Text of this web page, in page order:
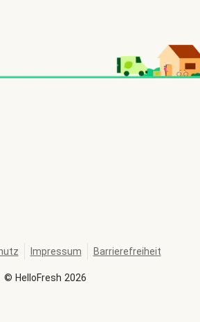
© HelloFresh 2026
Impressum Barrierefreiheit